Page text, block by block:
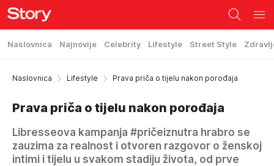
Naslovnica Najnovije Celebrity Lifestyle Street Style
Naslovnica Lifestyle Prava priča o tijelu nakon porođaja
Prava priča o tijelu nakon porođaja
Libresseova kampanja #pričeiznutra hrabro se
zauzima za realnost i otvoren razgovor o ženskoj
intimi i tijelu u svakom stadiju života, od prve